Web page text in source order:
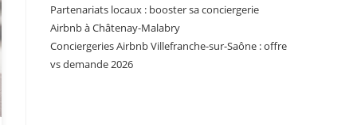
Partenariats locaux : booster sa conciergerie
Airbnb à Châtenay-Malabry
Conciergeries Airbnb Villefranche-sur-Saône : offre
vs demande 2026